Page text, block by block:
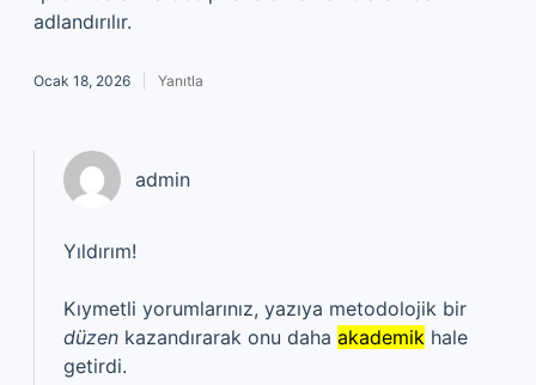
adlandırılır.
Ocak 18, 2026 Yanıtla
admin
Yıldırım!
Kıymetli yorumlarınız, yazıya metodolojik bir
düzen kazandırarak onu daha akademik hale
getirdi.